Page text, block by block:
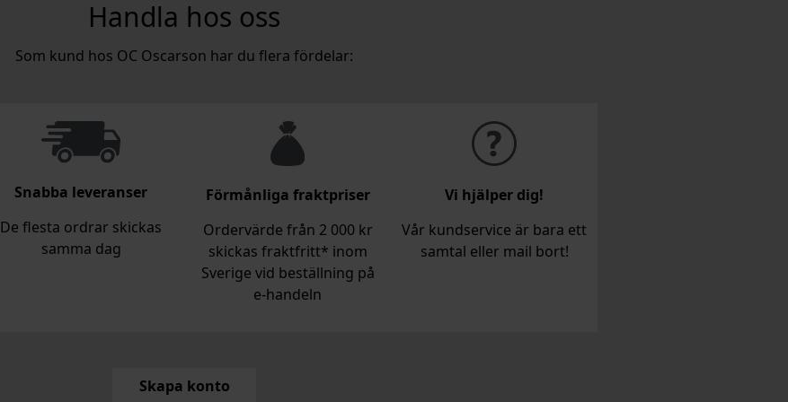
Handla hos oss
Som kund hos OC Oscarson har du flera fördelar:
Snabba leveranser
De flesta ordrar skickas
samma dag
Förmånliga fraktpriser
Ordervärde från 2 000 kr
skickas fraktfritt* inom
Sverige vid beställning på
e‑handeln
Vi hjälper dig!
Vår kundservice är bara ett
samtal eller mail bort!
Skapa konto